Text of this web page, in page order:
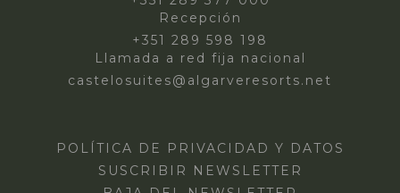
Recepción
+351 289 598 198
Llamada a red fija nacional
castelosuites@algarveresorts.net
POLÍTICA DE PRIVACIDAD Y DATOS
SUSCRIBIR NEWSLETTER